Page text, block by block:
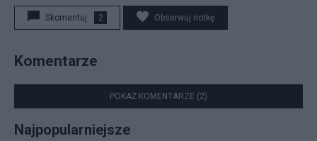
Skomentuj 2 Obserwuj notkę
Komentarze
POKAŻ KOMENTARZE (2)
Najpopularniejsze